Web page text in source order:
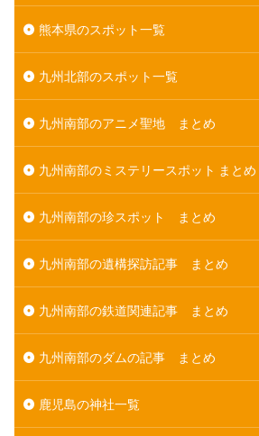
熊本県のスポット一覧
九州北部のスポット一覧
九州南部のアニメ聖地 まとめ
九州南部のミステリースポット まとめ
九州南部の珍スポット まとめ
九州南部の遺構探訪記事 まとめ
九州南部の鉄道関連記事 まとめ
九州南部のダムの記事 まとめ
鹿児島の神社一覧